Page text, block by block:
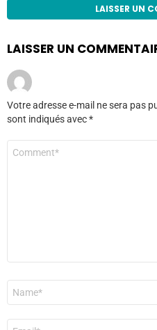
LAISSER UN
LAISSER UN
Votre adresse e-mail ne sera pas
sont indiqués avec*
Commentaire
Nom
E-